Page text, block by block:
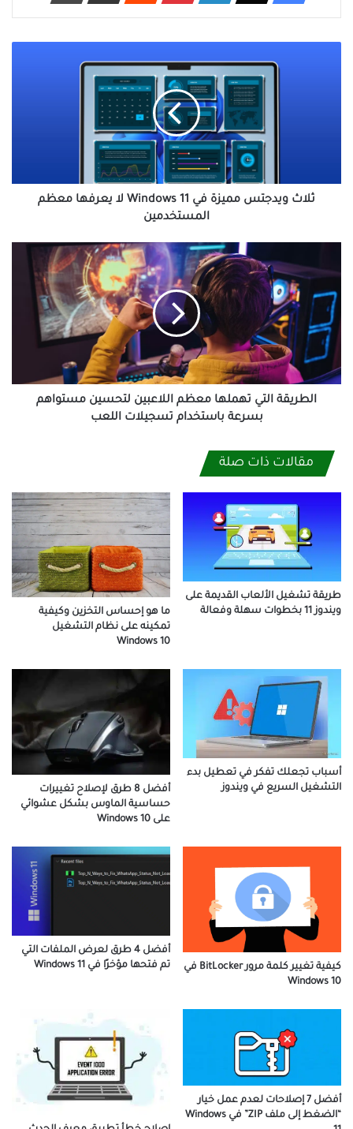
معظم
المستخدمين
ثلاث ويدجتس مميزة في Windows 11 لا يعرفها معظم
المستخدمين
معظم
اللاعبين
لتحسين
مستواهم
بسرعة
باستخدام
تسجيلاتالطريقة التي تهملها معظم اللاعبين لتحسين مستواهم
بسرعة باستخدام تسجيلات اللعب
مقالات ذات صلة
ما هو إحساس التخزين وكيفية
تمكينه على نظام التشغيل
Windows 10
طريقة تشغيل الألعاب القديمة على
ويندوز 11 بخطوات سهلة وفعالة
أفضل 8 طرق لإصلاح تغييرات
حساسية الماوس بشكل عشوائي
على Windows 10
أسباب تجعلك تفكر في تعطيل بدء
التشغيل السريع في ويندوز
أفضل 4 طرق لعرض الملفات التي
تم فتحها مؤخرًا في Windows 11
كيفية تغيير كلمة مرور BitLocker في
Windows 10
أفضل 7 إصلاحات لعدم عمل خيار
“الضغط إلى ملف ZIP” في Windows